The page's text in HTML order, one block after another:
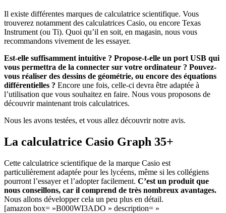
Il existe différentes marques de calculatrice scientifique. Vous
trouverez notamment des calculatrices Casio, ou encore Texas
Instrument (ou Ti). Quoi qu’il en soit, en magasin, nous vous
recommandons vivement de les essayer.
Est-elle suffisamment intuitive ? Propose-t-elle un port USB qui
vous permettra de la connecter sur votre ordinateur ? Pouvez-
vous réaliser des dessins de géométrie, ou encore des équations
différentielles ? Encore une fois, celle-ci devra être adaptée à
l’utilisation que vous souhaitez en faire. Nous vous proposons de
découvrir maintenant trois calculatrices.
Nous les avons testées, et vous allez découvrir notre avis.
La calculatrice Casio Graph 35+
Cette calculatrice scientifique de la marque Casio est
particulièrement adaptée pour les lycéens, même si les collégiens
pourront l’essayer et l’adopter facilement. C’est un produit que
nous conseillons, car il comprend de très nombreux avantages.
Nous allons développer cela un peu plus en détail.
[amazon box= »B000WI3ADO » description= »